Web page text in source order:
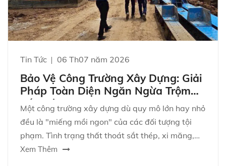
Tin Tức 06 Th07 năm 2026
Bảo Vệ Công Trường Xây Dựng: Giải
Pháp Toàn Diện Ngăn Ngừa Trộm
Cắp Vật tư
Một công trường xây dựng dù quy mô lớn hay nhỏ
đều là "miếng mồi ngon" của các đối tượng tội
phạm. Tình trạng thất thoát sắt thép, xi măng,
thiết bị máy móc hay thậm chí là dây cáp điện
Xem Thêm